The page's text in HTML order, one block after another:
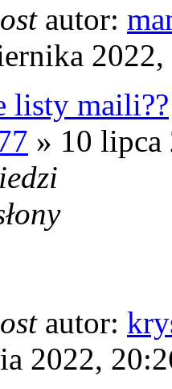
autor:
listy maili??
» 10 lipca
autor:
2022,